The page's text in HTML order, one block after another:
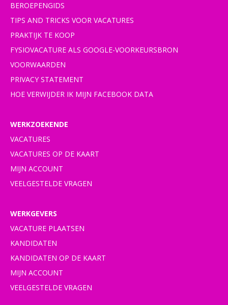
BEROEPENGIDS
TIPS AND TRICKS VOOR VACATURES
PRAKTIJK TE KOOP
FYSIOVACATURE ALS GOOGLE-VOORKEURSBRON
VOORWAARDEN
PRIVACY STATEMENT
HOE VERWIJDER IK MIJN FACEBOOK DATA
WERKZOEKENDE
VACATURES
VACATURES OP DE KAART
MIJN ACCOUNT
VEELGESTELDE VRAGEN
WERKGEVERS
VACATURE PLAATSEN
KANDIDATEN
KANDIDATEN OP DE KAART
MIJN ACCOUNT
VEELGESTELDE VRAGEN